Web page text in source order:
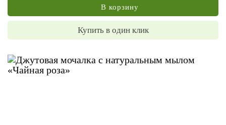
В корзину
Купить в один клик